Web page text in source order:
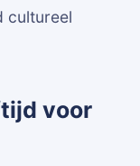
cultureel
voor